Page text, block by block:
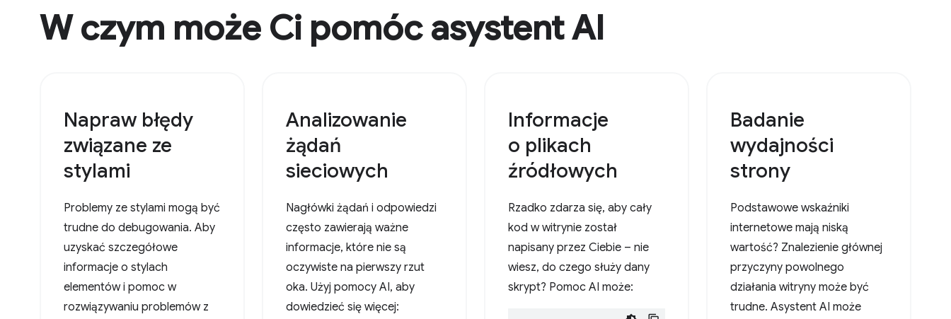
W czym może Ci pomóc asystent AI
Napraw błędy
związane ze
stylami
Problemy ze stylami mogą być
trudne do debugowania. Aby
uzyskać szczegółowe
informacje o stylach
elementów i pomoc w
rozwiązywaniu problemów z
Analizowanie
żądań
sieciowych
Nagłówki żądań i odpowiedzi
często zawierają ważne
informacje, które nie są
oczywiste na pierwszy rzut
oka. Użyj pomocy AI, aby
dowiedzieć się więcej:
Informacje
o plikach
źródłowych
Rzadko zdarza się, aby cały
kod w witrynie został
napisany przez Ciebie – nie
wiesz, do czego służy dany
skrypt? Pomoc AI może:
Badanie
wydajności
strony
Podstawowe wskaźniki
internetowe mają niską
wartość? Znalezienie głównej
przyczyny powolnego
działania witryny może być
trudne. Asystent AI może